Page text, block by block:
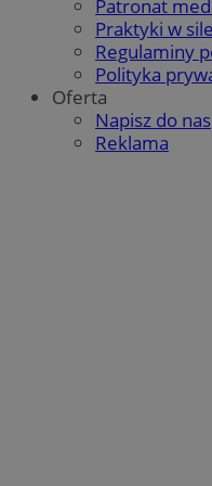
Patronat
Praktyki w
Regulaminy
Polityka
Oferta
Napisz do nas
Reklama